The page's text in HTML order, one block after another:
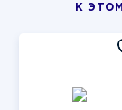
К